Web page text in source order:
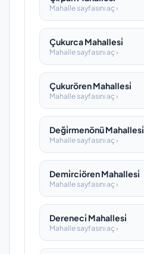
Mahalle sayfasını aç ›
Çukurca Mahallesi̇
Mahalle sayfasını aç ›
Çukurören Mahallesi̇
Mahalle sayfasını aç ›
Deği̇rmenönü Mahallesi̇
Mahalle sayfasını aç ›
Demi̇rci̇ören Mahallesi̇
Mahalle sayfasını aç ›
Dereneci̇ Mahallesi̇
Mahalle sayfasını aç ›